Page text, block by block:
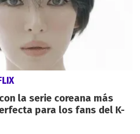
la serie coreana más
para los fans del K-